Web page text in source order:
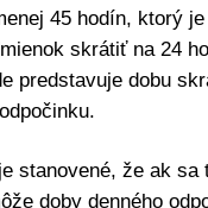
45 hodín, ktorý
skrátiť na 24
predstavuje dobu
stanovené, že ak sa
doby denného